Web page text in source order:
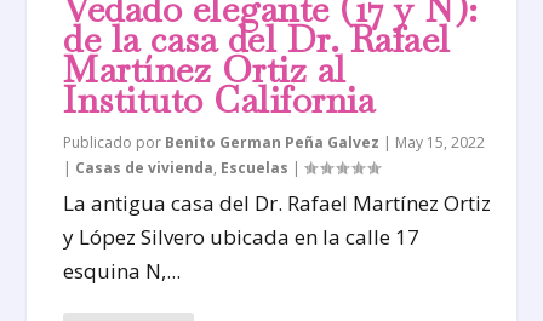
de la casa del Dr. Rafael
Martínez Ortiz al
Instituto California
Publicado por Benito German Peña Galvez | May 15, 2022
| Casas de vivienda, Escuelas |
La antigua casa del Dr. Rafael Martínez Ortiz
y López Silvero ubicada en la calle 17
esquina N,...